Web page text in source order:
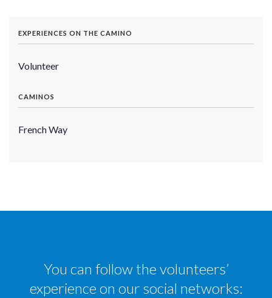
EXPERIENCES ON THE CAMINO
Volunteer
CAMINOS
French Way
You can follow the volunteers’
experience on our social networks: